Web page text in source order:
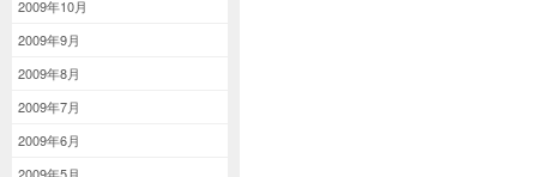
2009年10月
2009年9月
2009年8月
2009年7月
2009年6月